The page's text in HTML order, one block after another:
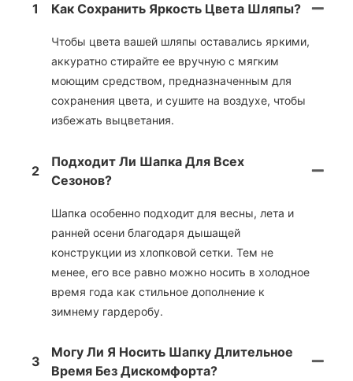
1 Как Сохранить Яркость Цвета Шляпы?
Чтобы цвета вашей шляпы оставались яркими,
аккуратно стирайте ее вручную с мягким
моющим средством, предназначенным для
сохранения цвета, и сушите на воздухе, чтобы
избежать выцветания.
2
Подходит Ли Шапка Для Всех
Сезонов?
Шапка особенно подходит для весны, лета и
ранней осени благодаря дышащей
конструкции из хлопковой сетки. Тем не
менее, его все равно можно носить в холодное
время года как стильное дополнение к
зимнему гардеробу.
3
Могу Ли Я Носить Шапку Длительное
Время Без Дискомфорта?